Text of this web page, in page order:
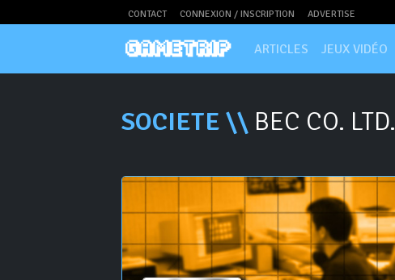
CONTACT CONNEXION / INSCRIPTION ADVERTISE
ARTICLES JEUX VIDÉO
SOCIETE \\ BEC CO. LTD.